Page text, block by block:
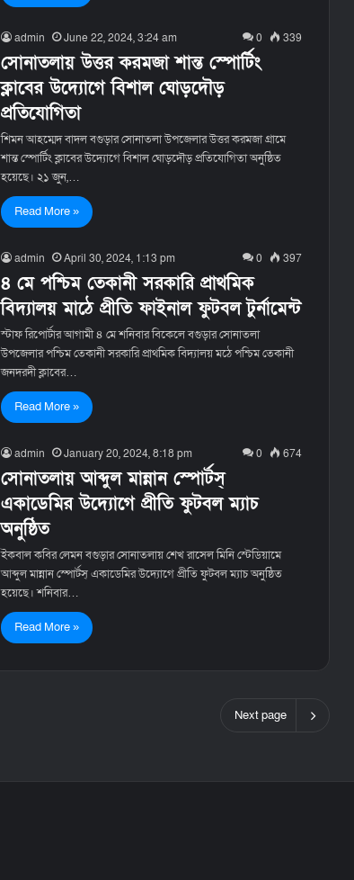
admin June 22, 2024, 3:24 am 0 339
সোনাতলায় উত্তর করমজা শান্ত স্পোর্টিং
ক্লাবের উদ্যোগে বিশাল ঘোড়দৌড়
প্রতিযোগিতা
শিমন আহম্মেদ বাদল বগুড়ার সোনাতলা উপজেলার উত্তর করমজা গ্রামে
শান্ত স্পোর্টিং ক্লাবের উদ্যোগে বিশাল ঘোড়দৌড় প্রতিযোগিতা অনুষ্ঠিত
হয়েছে। ২১ জুন,…
Read More »
admin April 30, 2024, 1:13 pm 0 397
৪ মে পশ্চিম তেকানী সরকারি প্রাথমিক
বিদ্যালয় মাঠে প্রীতি ফাইনাল ফুটবল টুর্নামেন্ট
স্টাফ রিপোর্টার আগামী ৪ মে শনিবার বিকেলে বগুড়ার সোনাতলা
উপজেলার পশ্চিম তেকানী সরকারি প্রাথমিক বিদ্যালয় মঠে পশ্চিম তেকানী
জনদরদী ক্লাবের…
Read More »
admin January 20, 2024, 8:18 pm 0 674
সোনাতলায় আব্দুল মান্নান স্পোর্টস্
একাডেমির উদ্যোগে প্রীতি ফুটবল ম্যাচ
অনুষ্ঠিত
ইকবাল কবির লেমন বগুড়ার সোনাতলায় শেখ রাসেল মিনি স্টেডিয়ামে
আব্দুল মান্নান স্পোর্টস্ একাডেমির উদ্যোগে প্রীতি ফুটবল ম্যাচ অনুষ্ঠিত
হয়েছে। শনিবার…
Read More »
Next page